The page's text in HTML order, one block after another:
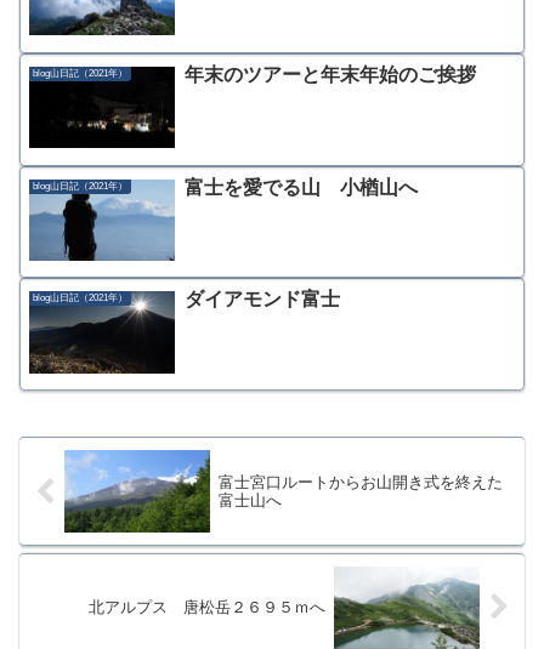
blog山日記（2021年） 年末のツアーと年末年始のご挨拶
blog山日記（2021年） 富士を愛でる山 小楢山へ
blog山日記（2021年） ダイアモンド富士
富士宮口ルートからお山開き式を終えた
富士山へ
北アルプス 唐松岳２６９５ｍへ